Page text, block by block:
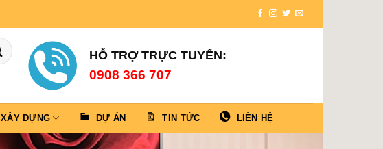
HỖ TRỢ TRỰC TUYẾN:
0908 366 707
XÂY DỰNG DỰ ÁN TIN TỨC LIÊN HỆ